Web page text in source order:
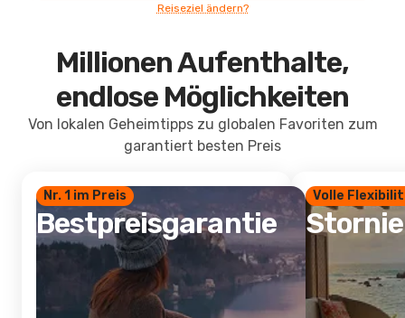
Reiseziel ändern?
Millionen Aufenthalte,
endlose Möglichkeiten
Von lokalen Geheimtipps zu globalen Favoriten zum
garantiert besten Preis
Nr. 1 im Preis
Bestpreisgarantie
Volle